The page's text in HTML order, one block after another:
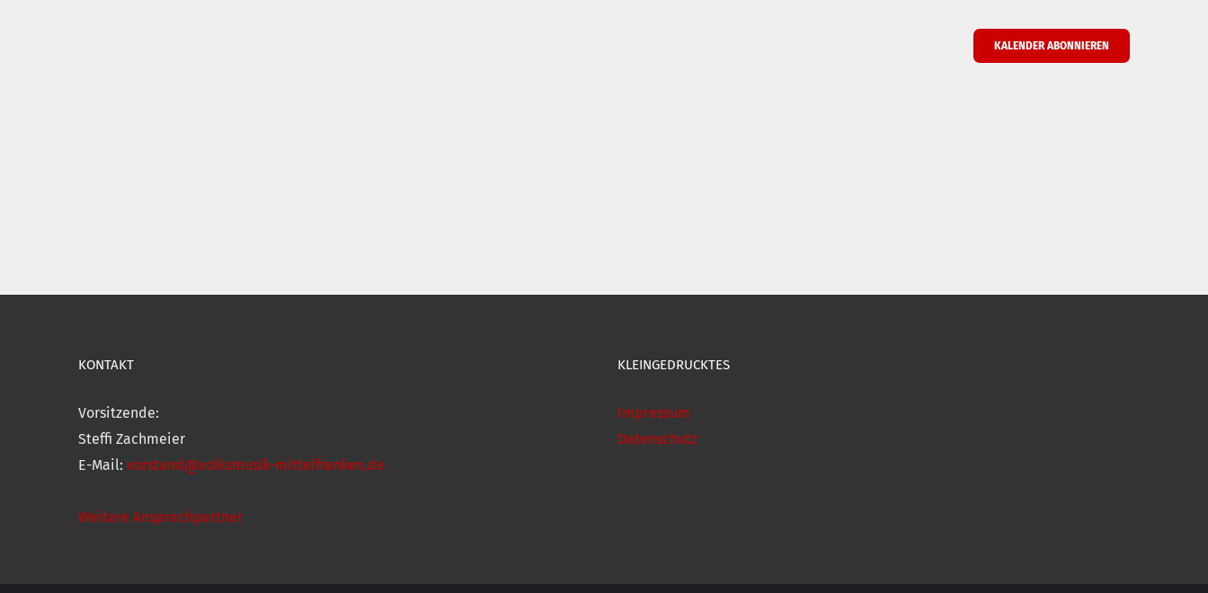
KALENDER ABONNIEREN
KONTAKT
Vorsitzende:
Steffi Zachmeier
E-Mail: vorstand@volksmusik-mittelfranken.de
Weitere Ansprechpartner
KLEINGEDRUCKTES
Impressum
Datenschutz